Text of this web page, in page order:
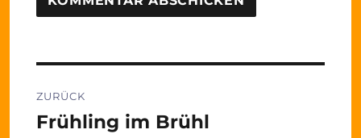
ZURÜCK
Vorheriger
Frühling im Brühl